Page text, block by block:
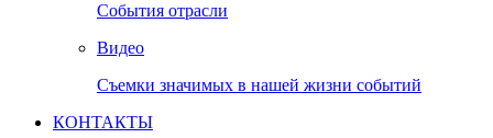
События отрасли
Видео
Съемки значимых в нашей жизни событий
КОНТАКТЫ